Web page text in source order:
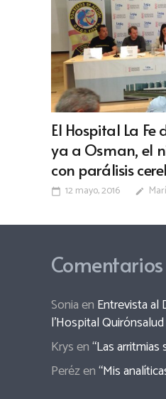
El Hospital La
ya a Osman, el
con parálisis
calendar_today 12 mayo, 2016 edit
Soniaen Entrevista al
l’Hospital
Krysen“Las
Perézen“Mis